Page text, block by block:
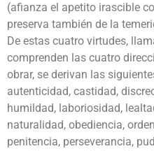
(afianza el apetito irascible
preserva también de la
De estas cuatro virtudes,
comprenden las cuatro
obrar, se derivan las
autenticidad, castidad,
humildad, laboriosidad,
naturalidad, obediencia,
penitencia, perseverancia,